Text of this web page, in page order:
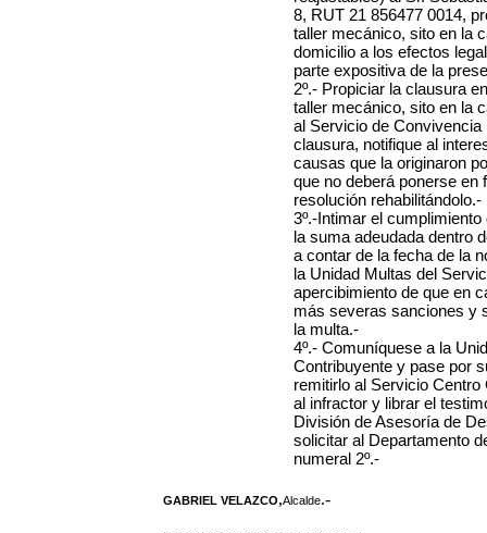
8, RUT 21 856477 0014,
taller mecánico, sito en la
domicilio a los efectos
parte expositiva de la
2º.- Propiciar la clausura
taller mecánico, sito en la
al Servicio de
clausura, notifique al
causas que la originaron
que no deberá ponerse en
resolución rehabilitándolo.-
3º.-Intimar el
la suma adeudada dentro
a contar de la fecha de la
la Unidad Multas del
apercibimiento de que en
más severas sanciones y
la multa.-
4º.- Comuníquese a la
Contribuyente y pase por
remitirlo al Servicio Centro
al infractor y librar el
División de Asesoría de
solicitar al Departamento
numeral 2º.-
GABRIEL VELAZCO,Alcalde.-